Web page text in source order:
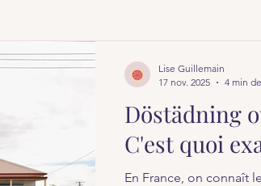
Döstädning
C'est quoi
En France, on connaît
Lise Guillemain
17 nov. 2025
4 min